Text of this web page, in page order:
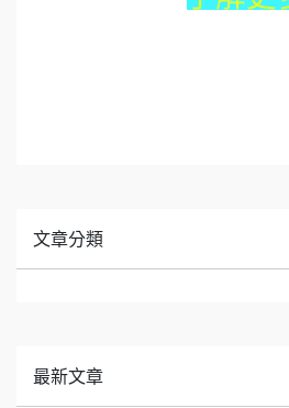
文章分類
最新文章